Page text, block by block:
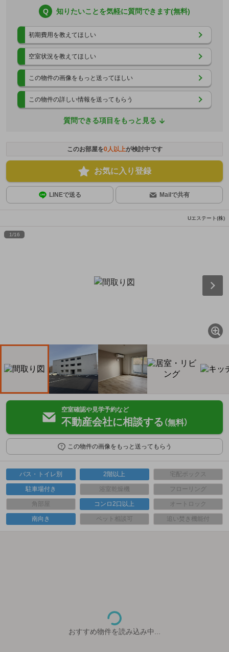
Q 知りたいことを気軽に質問できます(無料)
初期費用を教えてほしい
空室状況を教えてほしい
この物件の画像をもっと送ってほしい
この物件の詳しい情報を送ってもらう
質問できる項目をもっと見る
このお部屋を0人以上が検討中です
お気に入り登録
LINEで送る Mailで共有
Uエステート(株)
1/16
空室確認や見学予約など
不動産会社に相談する （無料）
この物件の画像をもっと送ってもらう
バス・トイレ別 2階以上 宅配ボックス
駐車場付き 浴室乾燥機 フローリング
角部屋 コンロ2口以上 オートロック
南向き ペット相談可 追い焚き機能付
おすすめ物件を読み込み中...